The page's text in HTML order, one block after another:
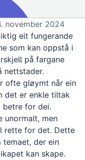
november 2024
eit fungerande
som kan oppstå i
på fargane
nettstader.
ofte gløymt når ein
det er enkle tiltak
betre for dei.
unormalt, men
rette for det. Dette
der ein
kan skape.